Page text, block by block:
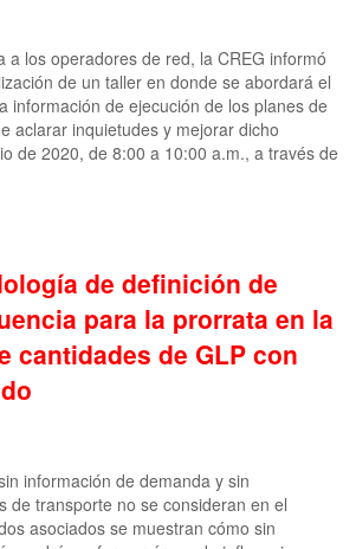
a los operadores de red, la CREG informó
de un taller en donde se abordará el
información de ejecución de los planes de
aclarar inquietudes y mejorar dicho
de 2020, de 8:00 a 10:00 a.m., a través de
de definición de
para la prorrata en la
cantidades de GLP con
información de demanda y sin
de transporte no se consideran en el
asociados se muestran cómo sin